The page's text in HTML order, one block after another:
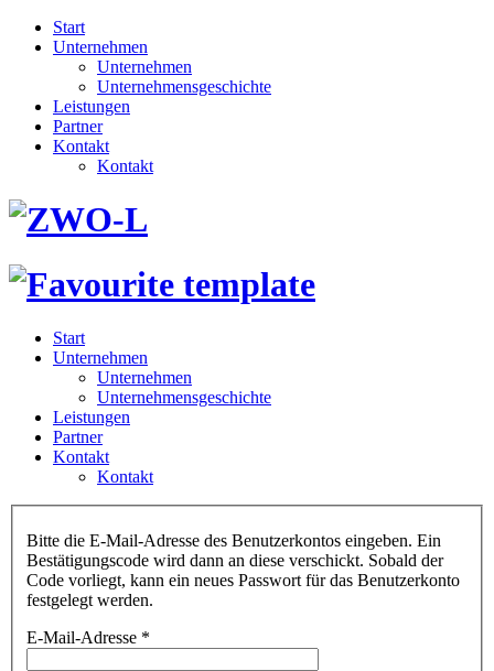
Start
Unternehmen
Unternehmen
Unternehmensgeschichte
Leistungen
Partner
Kontakt
Kontakt
Start
Unternehmen
Unternehmen
Unternehmensgeschichte
Leistungen
Partner
Kontakt
Kontakt
Bitte die E-Mail-Adresse des Benutzerkontos eingeben. Ein
Bestätigungscode wird dann an diese verschickt. Sobald der
Code vorliegt, kann ein neues Passwort für das Benutzerkonto
festgelegt werden.
E-Mail-Adresse *